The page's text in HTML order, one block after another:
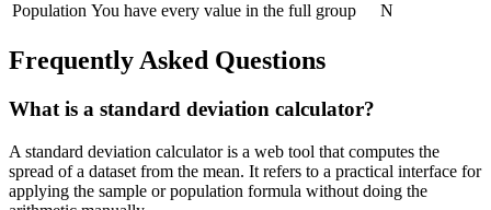
Population You have every value in the full group N
Frequently Asked Questions
What is a standard deviation calculator?
A standard deviation calculator is a web tool that computes the
spread of a dataset from the mean. It refers to a practical interface for
applying the sample or population formula without doing the